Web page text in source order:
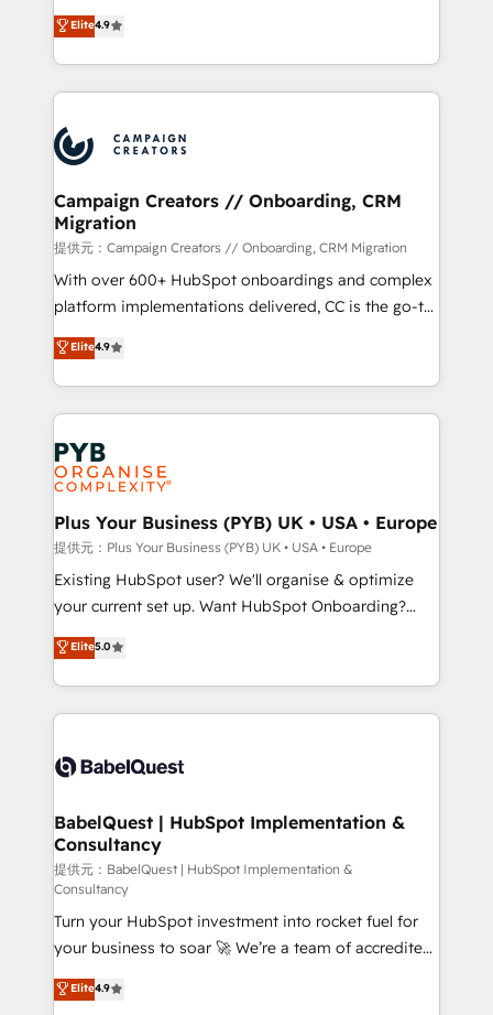
Book Process & Guidelines utilisateurs 🎓
Formations des utilisateurs
technologies and automating their marketing and
sales processes to generate growth. Our offer spans
from Strategy to Operations. We specialize in CRM
onboarding and implementation, web design, sales
extensive experience working with tech companies
and manufacturers since 2002, we are committed to
empowering our clients and developing their
autonomy. Get to grips with HubSpot through
guided implementation and seamless integration of
the CRM platform into your digital ecosystem. Would
you like support in deploying your inbound
to your needs and sales objectives. With 125+
certifications, we are part of the most certified
services are offered in both English & French.
Elite4.9
Campaign Creators // Onboarding, CRM
Migration
提供元：Campaign Creators // Onboarding, CRM Migration
With over 600+ HubSpot onboardings and complex
platform implementations delivered, CC is the go-to
Elite Solutions Partner for businesses ready to
migrate, replatform, and scale smarter. We specialize
in high-impact CRM and CMS migrations and
onboarding from platforms like Salesforce, NetSuite,
Zoho, Pardot, Marketo, Microsoft Dynamics, Wix,
WordPress and legacy CRMs, turning fragmented
systems into unified, growth-ready HubSpot
architectures that accelerate revenue operations and
performance. - Multi-object CRM migration, cleanup,
and implementation. - Pre-built and custom
integrations across your full tech stack. - Custom
- Dashboards, lifecycle campaigns, and lead
nurturing sequences. - Cross-hub setup across
scalable retainers. Let’s make HubSpot your most
powerful growth engine. Built to convert, scale, and
Elite4.9
Plus Your Business (PYB) UK • USA • Europe
提供元：Plus Your Business (PYB) UK • USA • Europe
Existing HubSpot user? We'll organise & optimize
your current set up. Want HubSpot Onboarding?
We'll customise your CRM & automate your business
processes. Welcome to our Profile! We can help
with... • CRM implementation, reports & workflows,
and team training • CRM migration: Salesforce,
Custom API integrations & ERP systems inc. SAP and
super skilled members) • 150+ Clients for Sales Hub,
Marketing Hub, Service Hub, Data Hub and Website
(CMS) • ISO/IEC 27001:2022, ISO 9001:2015 and
now... ISO 42001: 2023 certified • Exclusive AI
'GuardHub' governance framework, based on ISO
42001 - helping you 'organise complexity' 𝗥𝗲𝗮𝗱𝘆
𝗳𝗼𝗿 𝘁𝗵𝗲 𝗻𝗲𝘅𝘁 𝘀𝘁𝗲𝗽? Click the 👈 '𝗖𝗼𝗻𝘁𝗮𝗰𝘁
𝗯𝘂𝘀𝗶𝗻𝗲𝘀𝘀' button to get in touch (𝘸𝘦'𝘳𝘦 𝘴𝘶𝘱𝘦𝘳
Elite5.0
BabelQuest | HubSpot Implementation &
Consultancy
提供元：BabelQuest | HubSpot Implementation &
Consultancy
Turn your HubSpot investment into rocket fuel for
your business to soar 🚀 We’re a team of accredited
HubSpot experts ready to help you. We can
implement the platform into complex business
Elite4.9